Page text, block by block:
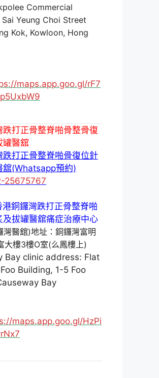
Commercial
Sai Yeung Choi Street
Kok, Kowloon, Hong
maps.app.goo.gl/rF7
跌打正骨整脊啪骨整骨復
罐醫舘
跌打正骨整脊啪骨復位針
舘(Whatsapp預約)
25675767
灣醫舘)地址：銅鑼灣富明
大樓3樓O室(么鳳樓上)
Bay clinic address: Flat
Building, 1-5 Foo
Bay
maps.app.goo.gl/HzPi